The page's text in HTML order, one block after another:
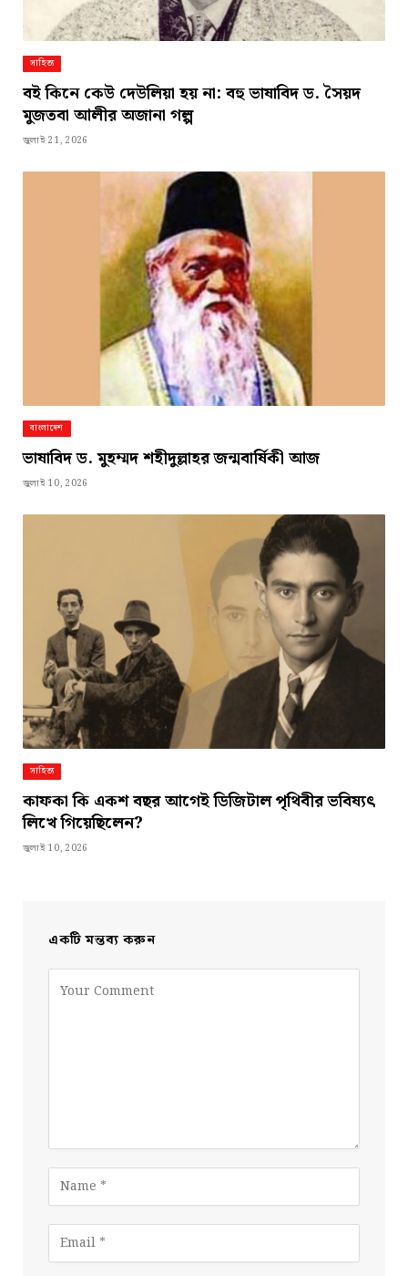
সাহিত্য
বই কিনে কেউ দেউলিয়া হয় না: বহু ভাষাবিদ ড. সৈয়দ
মুজতবা আলীর অজানা গল্প
জুলাই 21, 2026
বাংলাদেশ
ভাষাবিদ ড. মুহম্মদ শহীদুল্লাহর জন্মবার্ষিকী আজ
জুলাই 10, 2026
সাহিত্য
কাফকা কি একশ বছর আগেই ডিজিটাল পৃথিবীর ভবিষ্যৎ
লিখে গিয়েছিলেন?
জুলাই 10, 2026
একটি মন্তব্য করুন